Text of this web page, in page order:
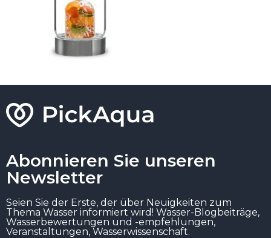
Abonnieren Sie unseren
Newsletter
Seien Sie der Erste, der über Neuigkeiten zum
Thema Wasser informiert wird! Wasser-Blogbeiträge,
Wasserbewertungen und -empfehlungen,
Veranstaltungen, Wasserwissenschaft.